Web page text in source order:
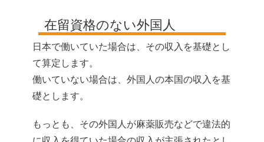
在留資格のない外国人
日本で働いていた場合は、その収入を基礎とし
て算定します。
働いていない場合は、外国人の本国の収入を基
礎とします。
もっとも、その外国人が麻薬販売などで違法的